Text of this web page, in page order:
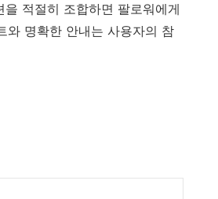
적절히 조합하면 팔로워에게
와 명확한 안내는 사용자의 참